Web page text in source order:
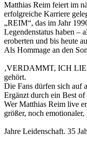
Matthias Reim feiert im
erfolgreiche Karriere
„REIM“, das im Jahr
Legendenstatus haben –
eroberten und bis heute
Als Hommage an den
‚VERDAMMT, ICH
gehört.
Die Fans dürfen sich auf
Ergänzt durch ein Best
Wer Matthias Reim live
größer, noch
Jahre Leidenschaft. 35